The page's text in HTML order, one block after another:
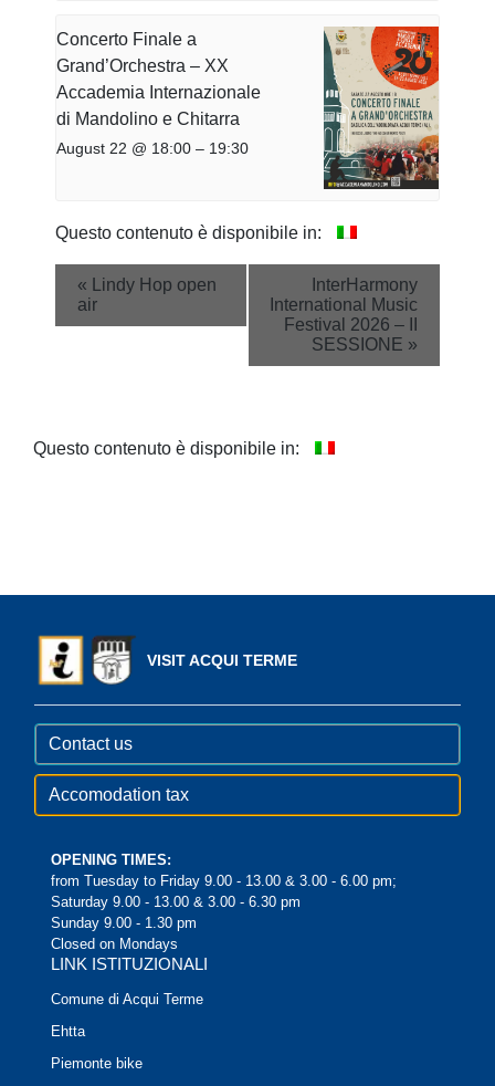
Concerto Finale a
Grand’Orchestra – XX
Accademia Internazionale
di Mandolino e Chitarra
August 22 @ 18:00 – 19:30
Questo contenuto è disponibile in:
Event
Navigation
« Lindy Hop open
air
InterHarmony
International Music
Festival 2026 – II
SESSIONE »
Questo contenuto è disponibile in:
VISIT ACQUI TERME
Contact us
Accomodation tax
OPENING TIMES:
from Tuesday to Friday 9.00 - 13.00 & 3.00 - 6.00 pm;
Saturday 9.00 - 13.00 & 3.00 - 6.30 pm
Sunday 9.00 - 1.30 pm
Closed on Mondays
LINK ISTITUZIONALI
Comune di Acqui Terme
Ehtta
Piemonte bike